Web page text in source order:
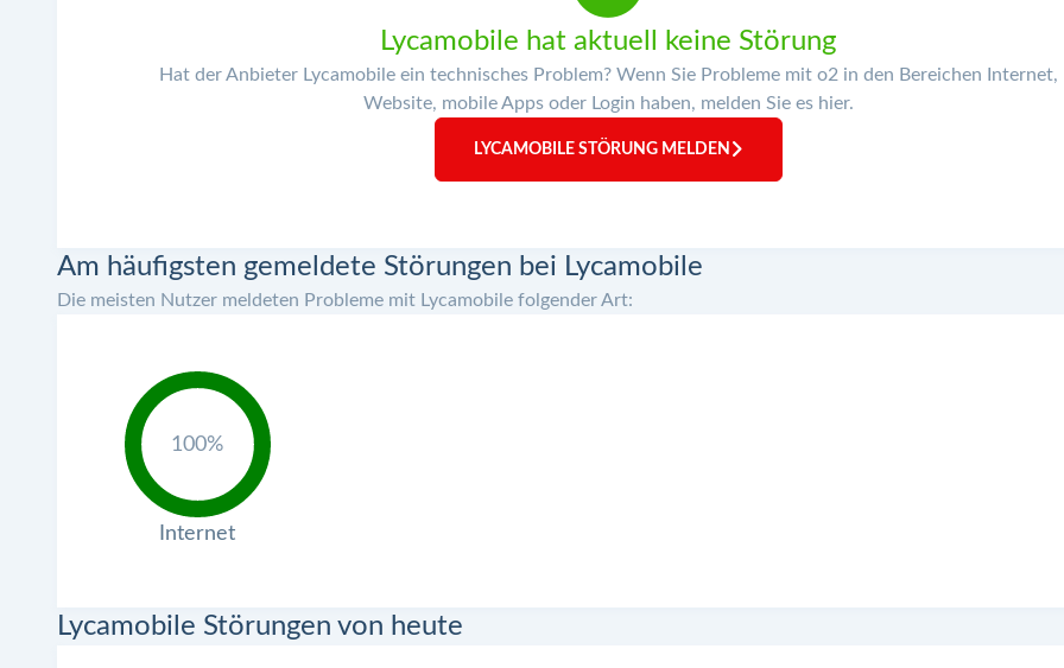
Lycamobile hat aktuell keine Störung
Hat der Anbieter Lycamobile ein technisches Problem? Wenn Sie Probleme mit o2 in den Bereichen Internet,
Website, mobile Apps oder Login haben, melden Sie es hier.
LYCAMOBILE STÖRUNG MELDEN
Am häufigsten gemeldete Störungen bei Lycamobile
Die meisten Nutzer meldeten Probleme mit Lycamobile folgender Art:
100%
Internet
Lycamobile Störungen von heute